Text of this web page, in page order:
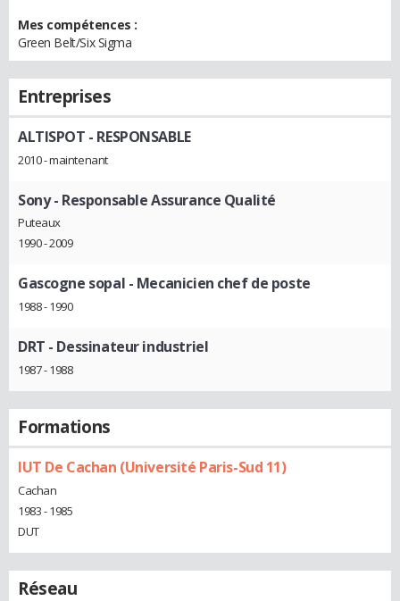
Mes compétences :
Green Belt/Six Sigma
Entreprises
ALTISPOT - RESPONSABLE
2010 - maintenant
Sony- Responsable Assurance Qualité
Puteaux
1990 - 2009
Gascogne sopal - Mecanicien chef de poste
1988 - 1990
DRT - Dessinateur industriel
1987 - 1988
Formations
IUT De Cachan (Université Paris-Sud 11)
Cachan
1983 - 1985
DUT
Réseau